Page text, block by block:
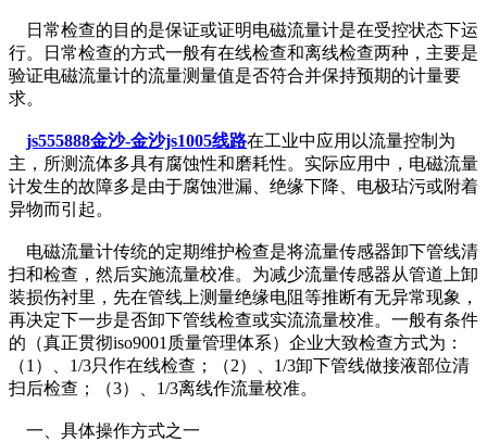
日常检查的目的是保证或证明电磁流量计是在受控状态下运
行。日常检查的方式一般有在线检查和离线检查两种，主要是
验证电磁流量计的流量测量值是否符合并保持预期的计量要
求。
js555888金沙-金沙js1005线路在工业中应用以流量控制为
主，所测流体多具有腐蚀性和磨耗性。实际应用中，电磁流量
计发生的故障多是由于腐蚀泄漏、绝缘下降、电极玷污或附着
异物而引起。
电磁流量计传统的定期维护检查是将流量传感器卸下管线清
扫和检查，然后实施流量校准。为减少流量传感器从管道上卸
装损伤衬里，先在管线上测量绝缘电阻等推断有无异常现象，
再决定下一步是否卸下管线检查或实流流量校准。一般有条件
的（真正贯彻iso9001质量管理体系）企业大致检查方式为：
（1）、1/3只作在线检查；（2）、1/3卸下管线做接液部位清
扫后检查；（3）、1/3离线作流量校准。
一、具体操作方式之一